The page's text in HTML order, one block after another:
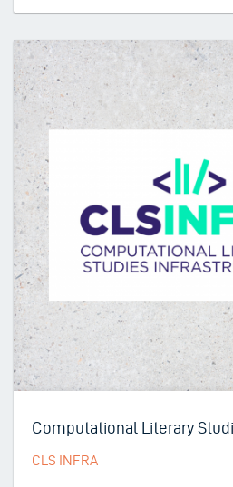
Computational Literary
CLS INFRA